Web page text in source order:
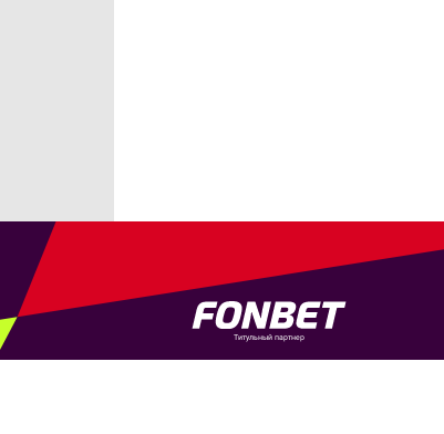
Титульный партнер